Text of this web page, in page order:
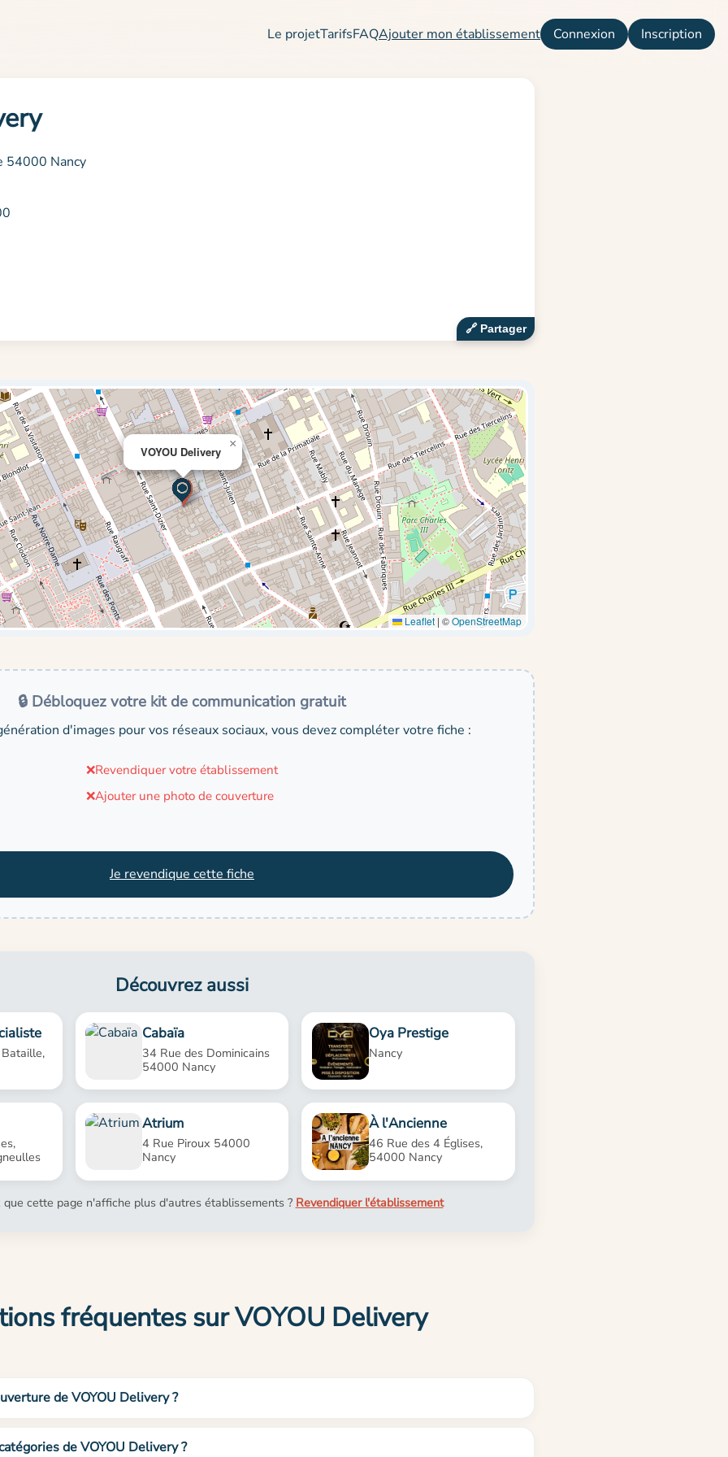
Le projetTarifsFAQAjouter mon établissement Connexion Inscription
54000 Nancy
🔗‍️ Partager
VOYOU Delivery
×
Leaflet | ©OpenStreetMap
🔒 Débloquez votre kit de communication gratuit
d'images pour vos réseaux sociaux, vous devez compléter votre fiche :
❌Revendiquer votre établissement
❌Ajouter une photo de couverture
Je revendique cette fiche
Découvrez aussi
Cabaïa
34 Rue des Dominicains
54000 Nancy
Oya Prestige
Nancy
Atrium
4 Rue Piroux 54000
Nancy
À l'Ancienne
46 Rue des 4 Églises,
54000 Nancy
que cette page n'affiche plus d'autres établissements ? Revendiquer l'établissement
fréquentes sur VOYOU Delivery
de VOYOU Delivery ?
de VOYOU Delivery ?